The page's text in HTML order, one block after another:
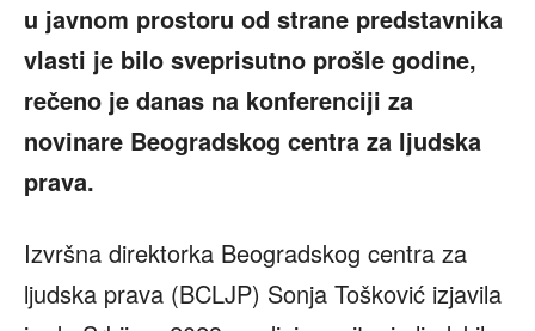
u javnom prostoru od strane predstavnika
vlasti je bilo sveprisutno prošle godine,
rečeno je danas na konferenciji za
novinare Beogradskog centra za ljudska
prava.
Izvršna direktorka Beogradskog centra za
ljudska prava (BCLJP) Sonja Tošković izjavila